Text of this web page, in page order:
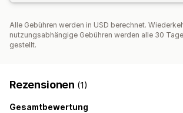
Alle Gebühren werden in USD berechnet.
nutzungsabhängige Gebühren werden alle 30
gestellt.
Rezensionen (1)
Gesamtbewertung